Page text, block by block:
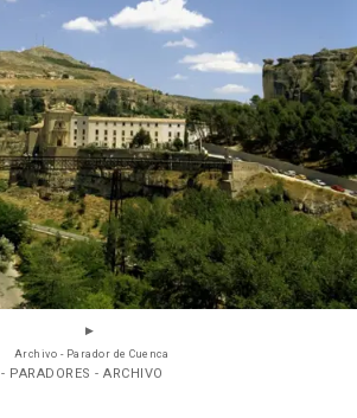
Archivo - Parador de Cuenca
- PARADORES - ARCHIVO